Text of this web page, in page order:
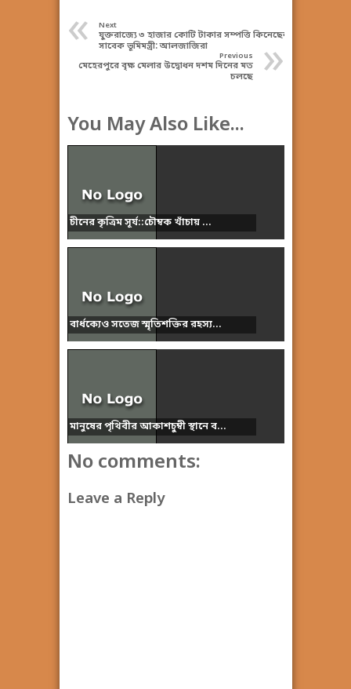
« Next
যুক্তরাজ্যে ৩ হাজার কোটি টাকার সম্পত্তি কিনেছেন
সাবেক ভূমিমন্ত্রী: আলজাজিরা
»
Previous
মেহেরপুরে বৃক্ষ মেলার উদ্বোধন দশম দিনের মত
চলছে
You May Also Like...
চীনের কৃত্রিম সূর্য::চৌম্বক খাঁচায় ...
বার্ধক্যেও সতেজ স্মৃতিশক্তির রহস্য...
মানুষের পৃথিবীর আকাশচুম্বী স্থানে ব...
No comments:
Leave a Reply